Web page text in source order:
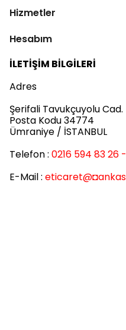
Hizmetler
Hesabım
İLETİŞİM BİLGİLERİ
Adres
Şerifali Tavukçuyolu Cad.
Posta Kodu 34774
Ümraniye / İSTANBUL
Telefon : 0216 594 83 26
E-Mail : eticaret